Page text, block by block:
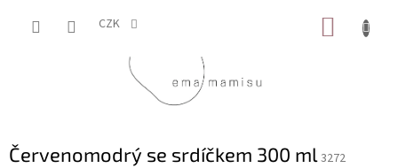
CZK
Červenomodrý se srdíčkem 300 ml 3272